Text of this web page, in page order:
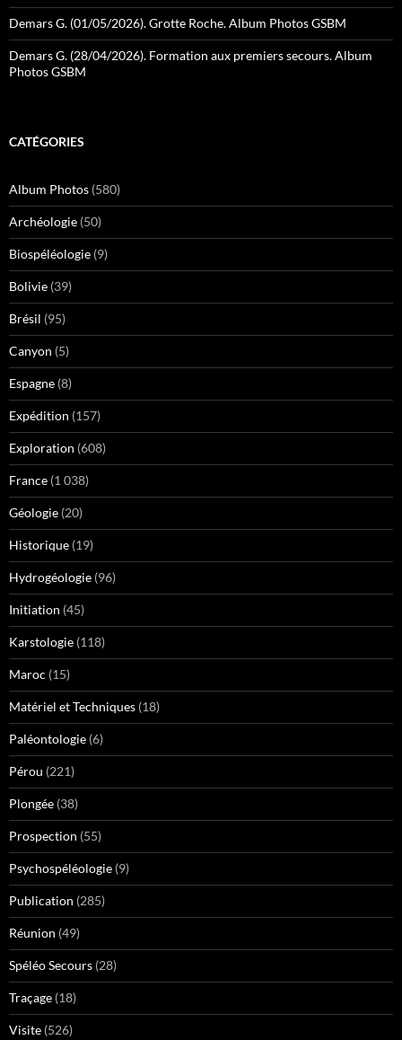
Demars G. (01/05/2026). Grotte Roche. Album Photos GSBM
Demars G. (28/04/2026). Formation aux premiers secours. Album
Photos GSBM
CATÉGORIES
Album Photos (580)
Archéologie (50)
Biospéléologie (9)
Bolivie (39)
Brésil (95)
Canyon (5)
Espagne (8)
Expédition (157)
Exploration (608)
France (1 038)
Géologie (20)
Historique (19)
Hydrogéologie (96)
Initiation (45)
Karstologie (118)
Maroc (15)
Matériel et Techniques (18)
Paléontologie (6)
Pérou (221)
Plongée (38)
Prospection (55)
Psychospéléologie (9)
Publication (285)
Réunion (49)
Spéléo Secours (28)
Traçage (18)
Visite (526)